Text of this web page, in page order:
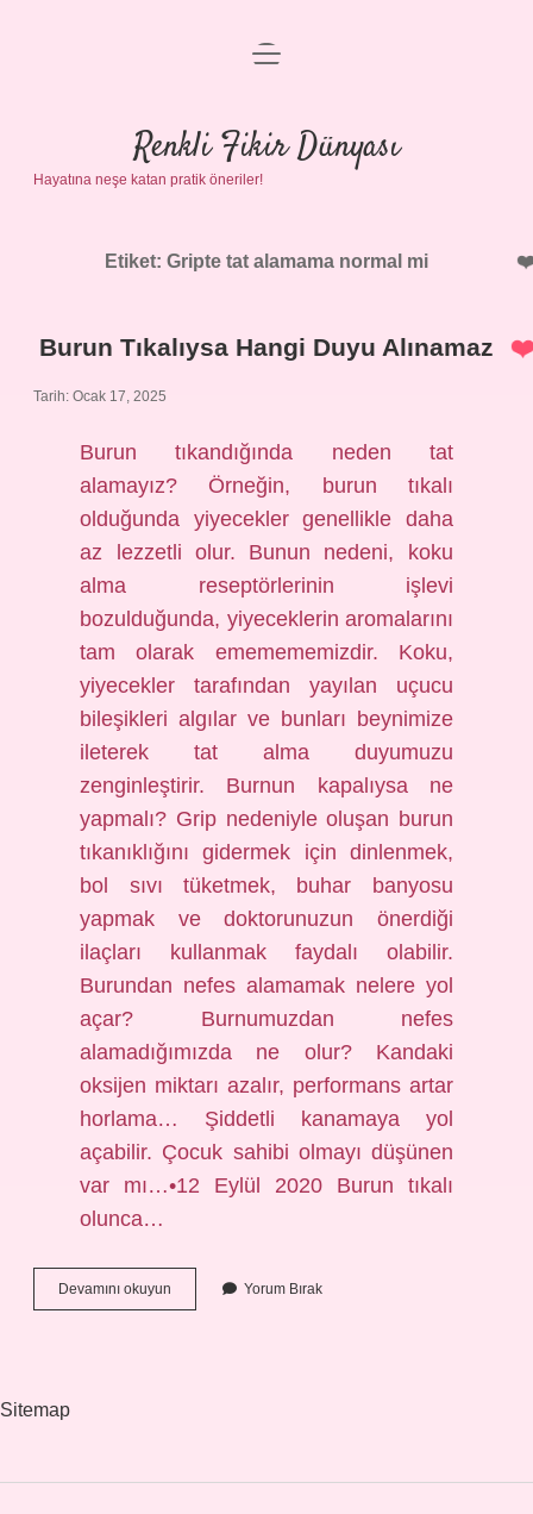
Anasayfa
Gizlilik Politikası
Yasal Uyarı
menüyü
Renkli Fikir Dünyası
Hayatına neşe katan pratik öneriler!
Etiket: Gripte tat alamama normal mi
Burun Tıkalıysa Hangi Duyu Alınamaz
Tarih: Ocak 17, 2025
Burun tıkandığında neden tat
alamayız? Örneğin, burun tıkalı
olduğunda yiyecekler genellikle daha
az lezzetli olur. Bunun nedeni, koku
alma reseptörlerinin işlevi
bozulduğunda, yiyeceklerin aromalarını
tam olarak ememememizdir. Koku,
yiyecekler tarafından yayılan uçucu
bileşikleri algılar ve bunları beynimize
ileterek tat alma duyumuzu
zenginleştirir. Burnun kapalıysa ne
yapmalı? Grip nedeniyle oluşan burun
tıkanıklığını gidermek için dinlenmek,
bol sıvı tüketmek, buhar banyosu
yapmak ve doktorunuzun önerdiği
ilaçları kullanmak faydalı olabilir.
Burundan nefes alamamak nelere yol
açar? Burnumuzdan nefes
alamadığımızda ne olur? Kandaki
oksijen miktarı azalır, performans artar
horlama… Şiddetli kanamaya yol
açabilir. Çocuk sahibi olmayı düşünen
var mı…•12 Eylül 2020 Burun tıkalı
olunca…
Devamını okuyun
Tıkalıysa
Yorum Bırak
Sitemap